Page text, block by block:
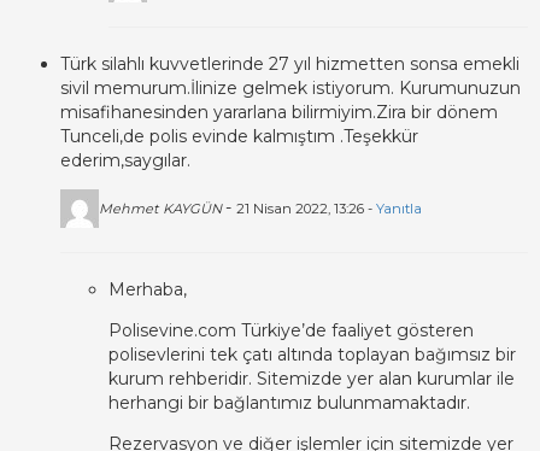
Türk silahlı kuvvetlerinde 27 yıl hizmetten sonsa emekli
sivil memurum.İlinize gelmek istiyorum. Kurumunuzun
misafihanesinden yararlana bilirmiyim.Zira bir dönem
Tunceli,de polis evinde kalmıştım .Teşekkür
ederim,saygılar.
Mehmet KAYGÜN - 21 Nisan 2022, 13:26 - Yanıtla
Merhaba,
Polisevine.com Türkiye’de faaliyet gösteren
polisevlerini tek çatı altında toplayan bağımsız bir
kurum rehberidir. Sitemizde yer alan kurumlar ile
herhangi bir bağlantımız bulunmamaktadır.
Rezervasyon ve diğer işlemler için sitemizde yer